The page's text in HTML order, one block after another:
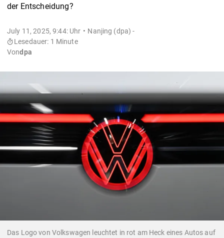
der Entscheidung?
July 11, 2025, 9:44: Uhr
Nanjing (dpa) -
Lesedauer: 1 Minute
Vondpa
Das Logo von Volkswagen leuchtet in rot am Heck eines Autos auf